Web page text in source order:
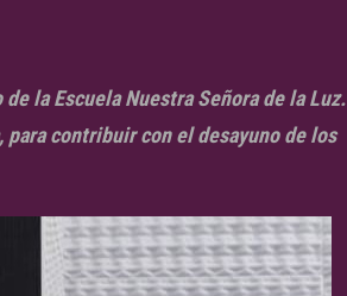
la Escuela Nuestra Señora de la Luz.
contribuir con el desayuno de los